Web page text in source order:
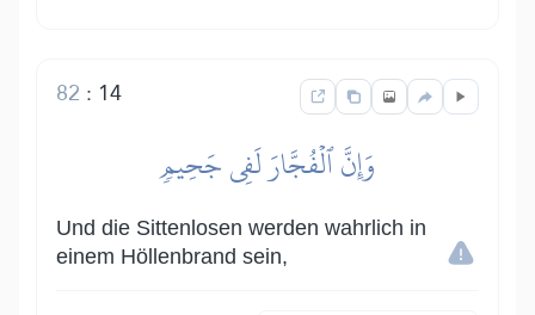
14
:
82
وَإِنَّ ٱلۡفُجَّارَ لَفِي جَحِيمٖ
Und die Sittenlosen werden wahrlich in
einem Höllenbrand sein,